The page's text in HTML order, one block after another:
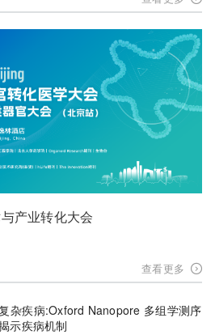
产业转化大会
查看更多
杂疾病:Oxford Nanopore 多组学测序
示疾病机制